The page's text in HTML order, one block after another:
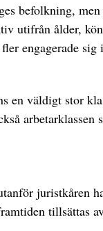
befolkning,
utifrån ålder,
engagerade
en väldigt stor
arbetarklassen
juristkåren
tillsättas